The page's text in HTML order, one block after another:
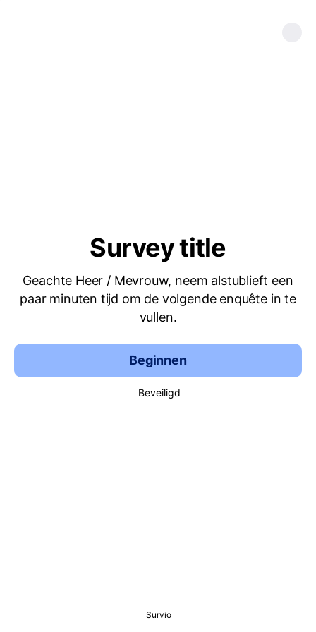
Survey title
Geachte Heer / Mevrouw, neem alstublieft een
paar minuten tijd om de volgende enquête in te
vullen.
Beginnen
Beveiligd
Survio